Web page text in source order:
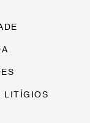
LITÍGIOS